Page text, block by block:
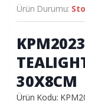
Ürün Durumu:
30X8CM
Ürün Kodu: